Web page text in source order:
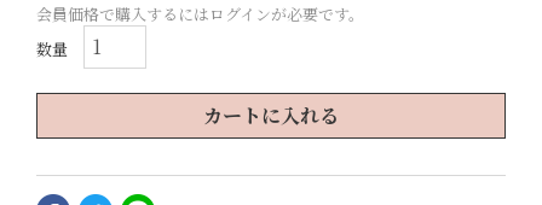
会員価格で購入するにはログインが必要です。
カートに入れる